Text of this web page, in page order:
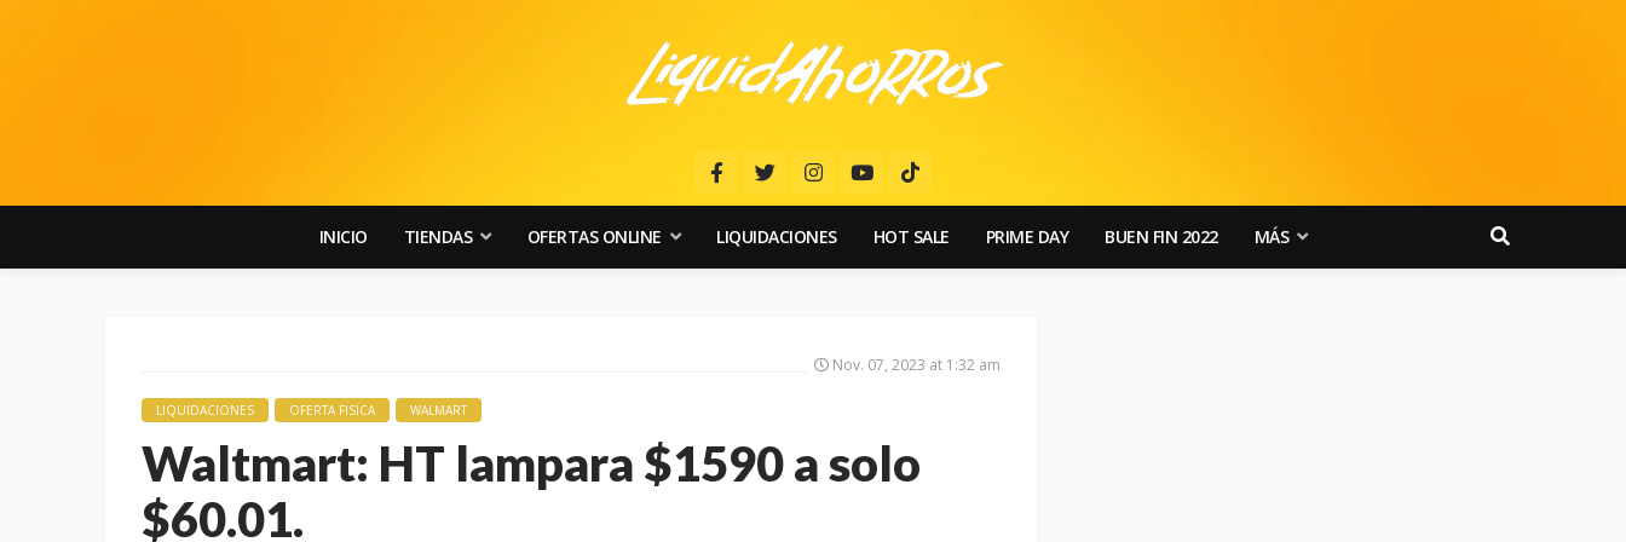
INICIO TIENDAS OFERTAS ONLINE LIQUIDACIONES HOT SALE PRIME DAY BUEN FIN 2022 MÁS
Nov. 07, 2023 at 1:32 am
LIQUIDACIONES OFERTA FISICA WALMART
Waltmart: HT lampara $1590 a solo
$60.01.